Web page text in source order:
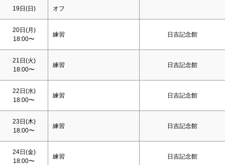
19日(日) オフ
20日(月)
18:00〜
練習 日吉記念館
21日(火)
18:00〜
練習 日吉記念館
22日(水)
18:00〜
練習 日吉記念館
23日(木)
18:00〜
練習 日吉記念館
24日(金)
18:00〜
練習 日吉記念館